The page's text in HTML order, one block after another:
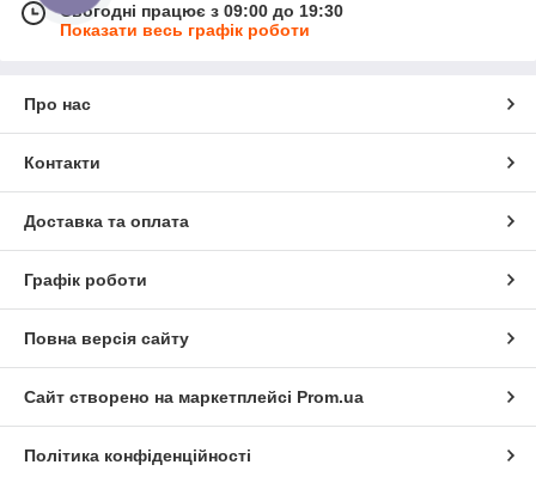
Сьогодні працює з 09:00 до 19:30
Показати весь графік роботи
Про нас
Контакти
Доставка та оплата
Графік роботи
Повна версія сайту
Сайт створено на маркетплейсі Prom.ua
Політика конфіденційності